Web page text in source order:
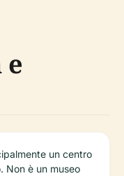
un centro
Non è un museo